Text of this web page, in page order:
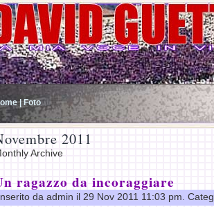
| Foto
2011
Archive
ragazzo da incoraggiare
Inserito da admin il 29 Nov 2011 11:03 pm.